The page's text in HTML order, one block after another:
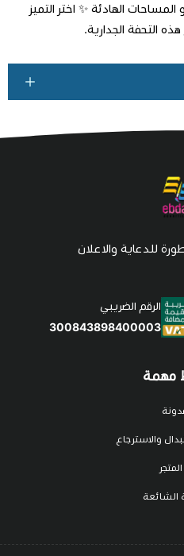
الهادئة ✨ اختر التميز
التحفة الجدارية.
مهمة
والاسترجاع
الشائعة
للدعاية والاعلان
الرقم الضريبي
300843898400003